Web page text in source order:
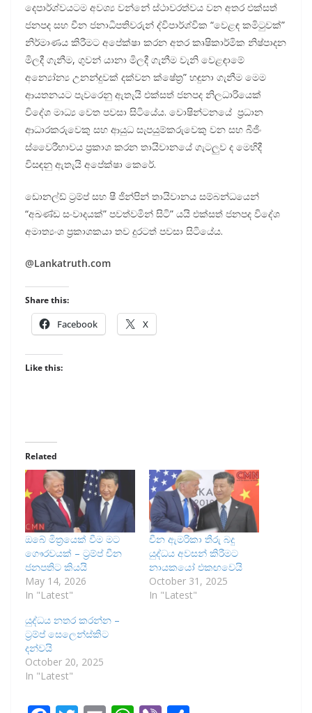
දෙපාර්ශ්වයටම අවශ්‍ය වන්නේ ස්ථාවරත්වය වන අතර එක්සත්
ජනපද සහ චීන ජනාධිපතිවරුන් ද්විපාර්ශ්වික “වෙළඳ කමිටුවක්”
නිර්මාණය කිරීමට අපේක්ෂා කරන අතර කෘෂිකාර්මික නිෂ්පාදන
මිලදී ගැනීම, ගුවන් යානා මිලදී ගැනීම වැනි වෙළඳාමේ
අන්‍යෝන්‍ය උනන්දුවක් දක්වන ක්ෂේත්‍ර” හඳුනා ගැනීම මෙම
ආයතනයට පැවරෙනු ඇතැයි එක්සත් ජනපද නිලධාරියෙක්
විදේශ මාධ්‍ය වෙත පවසා සිටියේය. වොෂින්ටනයේ ප්‍රධාන
ආධාරකරුවෙකු සහ ආයුධ සැපයුම්කරුවෙකු වන සහ බීජිං
ස්වෛරීභාවය ප්‍රකාශ කරන තායිවානයේ ගැටලුව ද මෙහිදී
විසඳනු ඇතැයි අපේක්ෂා කෙරේ.
ඩොනල්ඩ් ට්‍රම්ප් සහ ෂී ජින්පින් තායිවානය සම්බන්ධයෙන්
“අඛණ්ඩ සංවාදයක්” පවත්වමින් සිටි” යයි එක්සත් ජනපද විදේශ
අමාත්‍යංශ ප්‍රකාශකයා තව දුරටත් පවසා සිටියේය.
@Lankatruth.com
Share this:
Facebook X
Like this:
Related
ඔබේ මිත්‍රයෙක් වීම මට
ගෞරවයක් – ට්‍රම්ප් චීන
ජනපතිට කියයි
May 14, 2026
In "Latest"
චීන ඇමරිකා තීරු බදු
යුද්ධය අවසන් කිරීමට
නායකයෝ එකඟවෙයි
October 31, 2025
In "Latest"
යුද්ධය නතර කරන්න –
ට්‍රම්ප් සෙලෙන්ස්කිට
දන්වයි
October 20, 2025
In "Latest"